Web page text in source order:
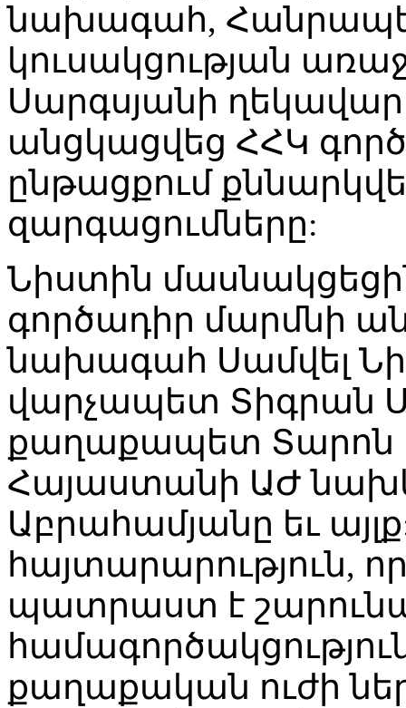
նախագահ,
կուսակցության
Սարգսյանի
անցկացվեց ՀՀԿ
ընթացքում
զարգացումները:
Նիստին
գործադիր մարմնի
նախագահ Սամվել
վարչապետ Տիգրան
քաղաքապետ Տարոն
Հայաստանի ԱԺ
Աբրահամյանը եւ
հայտարարություն,
պատրաստ է
քաղաքական ուժի